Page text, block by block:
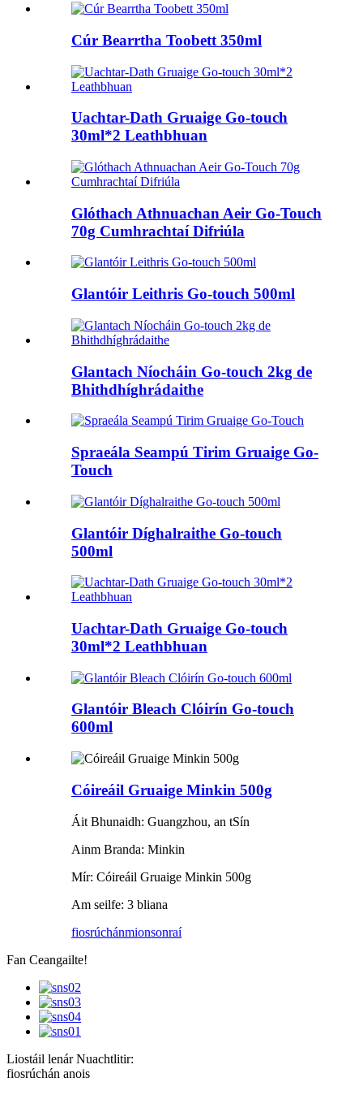
Cúr Bearrtha Toobett 350ml
Uachtar-Dath Gruaige Go-touch
30ml*2 Leathbhuan
Glóthach Athnuachan Aeir Go-Touch
70g Cumhrachtaí Difriúla
Glantóir Leithris Go-touch 500ml
Glantach Níocháin Go-touch 2kg de
Bhithdhíghrádaithe
Spraeála Seampú Tirim Gruaige Go-
Touch
Glantóir Díghalraithe Go-touch
500ml
Uachtar-Dath Gruaige Go-touch
30ml*2 Leathbhuan
Glantóir Bleach Clóirín Go-touch
600ml
Cóireáil Gruaige Minkin 500g
Áit Bhunaidh: Guangzhou, an tSín
Ainm Branda: Minkin
Mír: Cóireáil Gruaige Minkin 500g
Am seilfe: 3 bliana
fiosrúchánmionsonraí
Fan Ceangailte!
Liostáil lenár Nuachtlitir:
fiosrúchán anois